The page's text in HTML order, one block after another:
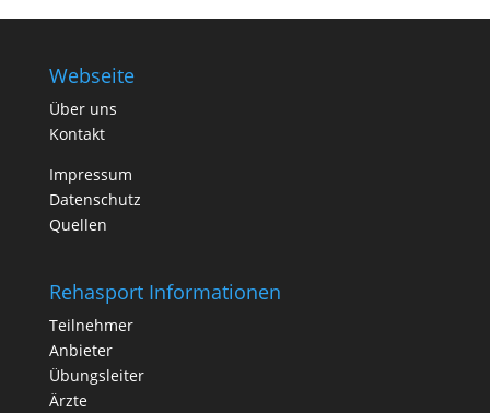
Webseite
Über uns
Kontakt
Impressum
Datenschutz
Quellen
Rehasport Informationen
Teilnehmer
Anbieter
Übungsleiter
Ärzte